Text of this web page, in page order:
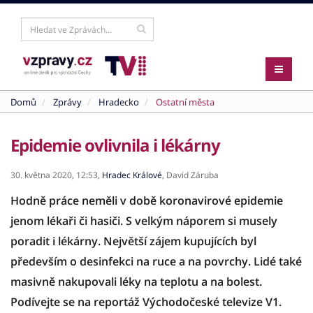
Domů Zprávy Hradecko Ostatní města
Epidemie ovlivnila i lékárny
30. května 2020, 12:53, Hradec Králové, David Záruba
Hodně práce neměli v době koronavirové epidemie
jenom lékaři či hasiči. S velkým náporem si musely
poradit i lékárny. Největší zájem kupujících byl
především o desinfekci na ruce a na povrchy. Lidé také
masivně nakupovali léky na teplotu a na bolest.
Podívejte se na reportáž Východočeské televize V1.